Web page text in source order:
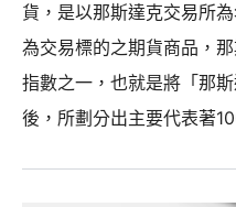
貨，是以那斯達克交易所
為交易標的之期貨商品，
指數之一，也就是將「那
後，所劃分出主要代表著